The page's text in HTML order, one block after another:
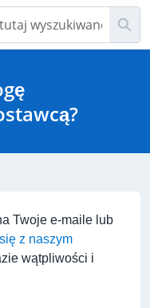
Twoje e-maile lub
z naszym
wątpliwości i